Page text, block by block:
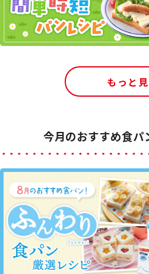
もっと
今月のおすすめ食